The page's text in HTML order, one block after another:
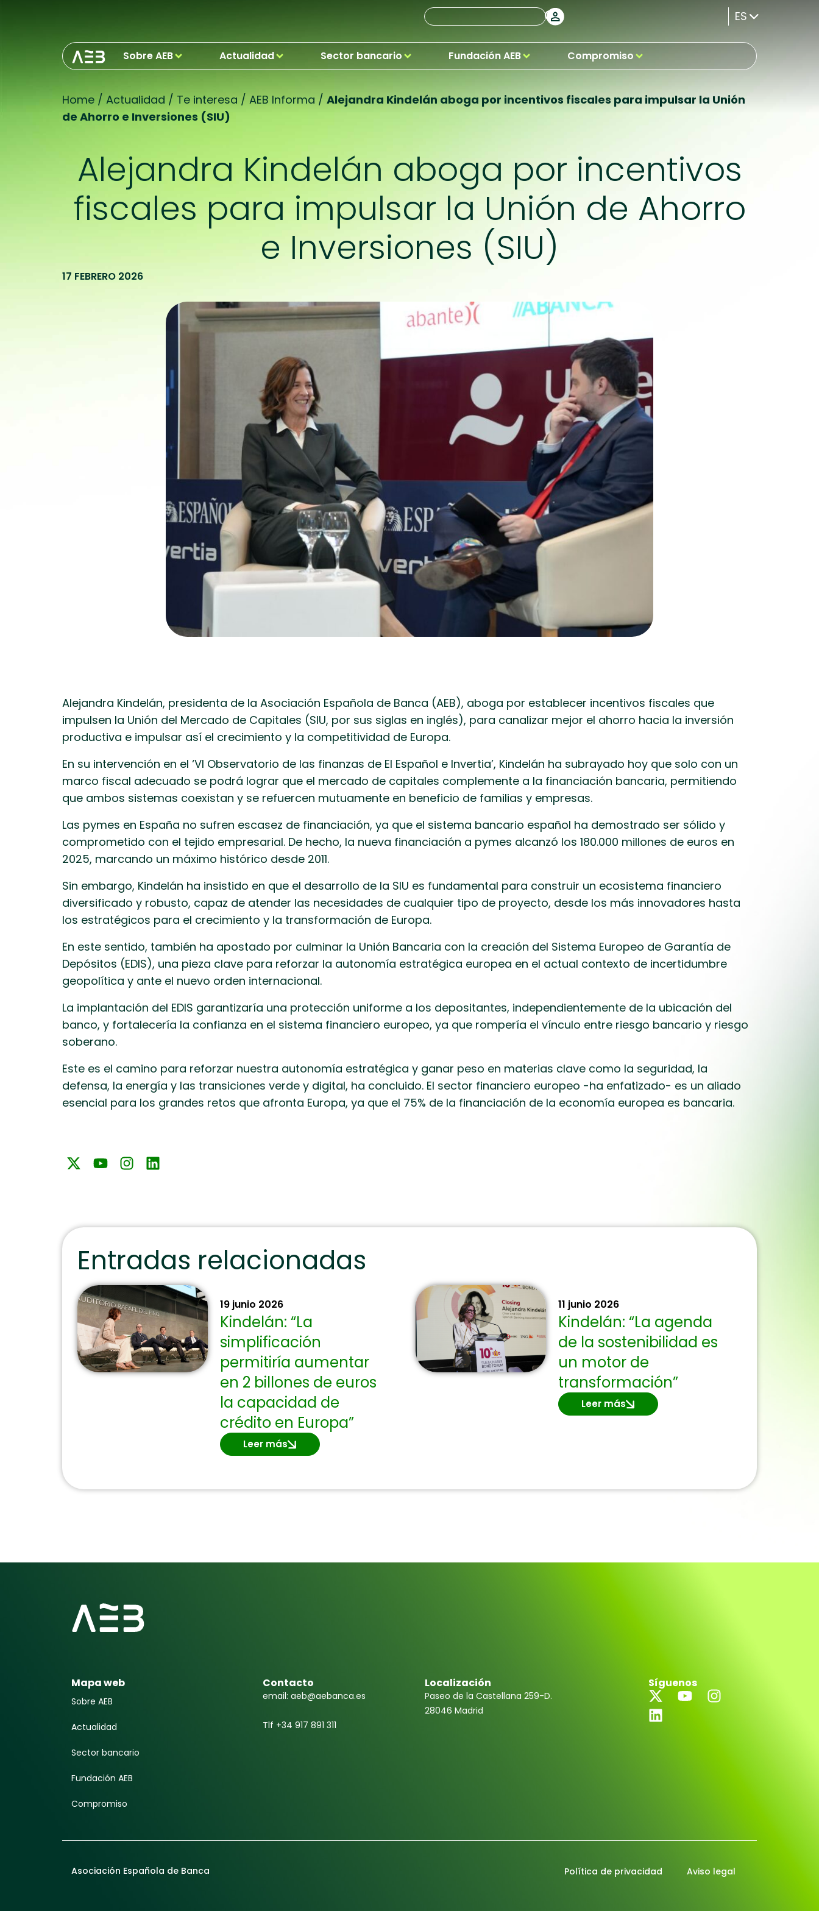
ES
Sobre AEB Actualidad Sector bancario Fundación AEB Compromiso
Home / Actualidad / Te interesa / AEB Informa / Alejandra Kindelán aboga por incentivos fiscales para impulsar la Unión
de Ahorro e Inversiones (SIU)
Alejandra Kindelán aboga por incentivos
fiscales para impulsar la Unión de Ahorro
e Inversiones (SIU)
17 FEBRERO 2026
Alejandra Kindelán, presidenta de la Asociación Española de Banca (AEB), aboga por establecer incentivos fiscales que
impulsen la Unión del Mercado de Capitales (SIU, por sus siglas en inglés), para canalizar mejor el ahorro hacia la inversión
productiva e impulsar así el crecimiento y la competitividad de Europa.
En su intervención en el ‘VI Observatorio de las finanzas de El Español e Invertia’, Kindelán ha subrayado hoy que solo con un
marco fiscal adecuado se podrá lograr que el mercado de capitales complemente a la financiación bancaria, permitiendo
que ambos sistemas coexistan y se refuercen mutuamente en beneficio de familias y empresas.
Las pymes en España no sufren escasez de financiación, ya que el sistema bancario español ha demostrado ser sólido y
comprometido con el tejido empresarial. De hecho, la nueva financiación a pymes alcanzó los 180.000 millones de euros en
2025, marcando un máximo histórico desde 2011.
Sin embargo, Kindelán ha insistido en que el desarrollo de la SIU es fundamental para construir un ecosistema financiero
diversificado y robusto, capaz de atender las necesidades de cualquier tipo de proyecto, desde los más innovadores hasta
los estratégicos para el crecimiento y la transformación de Europa.
En este sentido, también ha apostado por culminar la Unión Bancaria con la creación del Sistema Europeo de Garantía de
Depósitos (EDIS), una pieza clave para reforzar la autonomía estratégica europea en el actual contexto de incertidumbre
geopolítica y ante el nuevo orden internacional.
La implantación del EDIS garantizaría una protección uniforme a los depositantes, independientemente de la ubicación del
banco, y fortalecería la confianza en el sistema financiero europeo, ya que rompería el vínculo entre riesgo bancario y riesgo
soberano.
Este es el camino para reforzar nuestra autonomía estratégica y ganar peso en materias clave como la seguridad, la
defensa, la energía y las transiciones verde y digital, ha concluido. El sector financiero europeo -ha enfatizado- es un aliado
esencial para los grandes retos que afronta Europa, ya que el 75% de la financiación de la economía europea es bancaria.
Entradas relacionadas
19 junio 2026
Kindelán: “La
simplificación
permitiría aumentar
en 2 billones de euros
la capacidad de
crédito en Europa”
Leer más
11 junio 2026
Kindelán: “La agenda
de la sostenibilidad es
un motor de
transformación”
Leer más
Mapa web
Sobre AEB
Actualidad
Sector bancario
Fundación AEB
Compromiso
Contacto
email: aeb@aebanca.es
Tlf +34 917 891 311
Localización
Paseo de la Castellana 259-D.
28046 Madrid
Síguenos
Asociación Española de Banca Política de privacidad Aviso legal